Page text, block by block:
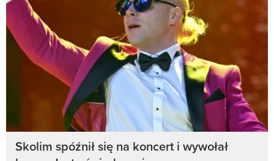
Skolim spóźnił się na koncert i wywołał